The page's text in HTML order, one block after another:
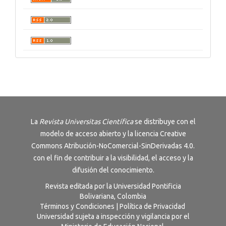
La Revista Universitas Científicase distribuye con el
modelo de acceso abierto y la licencia Creative
Commons Atribución-NoComercial-SinDerivadas 4.0.
con el fin de contribuir a la visibilidad, el acceso y la
difusión del conocimiento.
Revista editada por la Universidad Pontificia
Bolivariana, Colombia
Términos y Condiciones
Política de Privacidad
Universidad sujeta a inspección y vigilancia por el